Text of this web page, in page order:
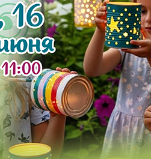
Пт